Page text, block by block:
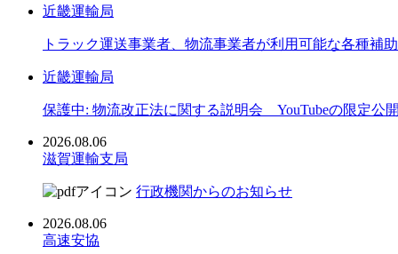
近畿運輸局
トラック運送事業者、物流事業者が利用可能な各種補
近畿運輸局
保護中: 物流改正法に関する説明会 YouTubeの限定公
2026.08.06
滋賀運輸支局
行政機関からのお知らせ
2026.08.06
高速安協